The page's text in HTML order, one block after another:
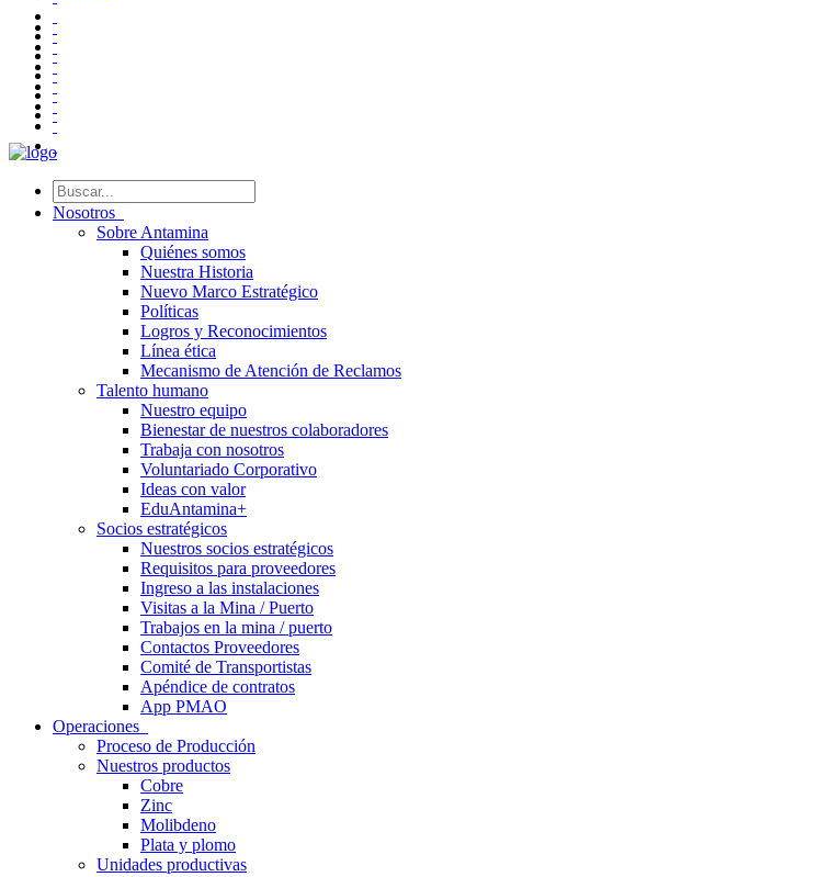
Nosotros
Sobre Antamina
Quiénes somos
Nuestra Historia
Nuevo Marco Estratégico
Políticas
Logros y Reconocimientos
Línea ética
Mecanismo de Atención de Reclamos
Talento humano
Nuestro equipo
Bienestar de nuestros colaboradores
Trabaja con nosotros
Voluntariado Corporativo
Ideas con valor
EduAntamina+
Socios estratégicos
Nuestros socios estratégicos
Requisitos para proveedores
Ingreso a las instalaciones
Visitas a la Mina / Puerto
Trabajos en la mina / puerto
Contactos Proveedores
Comité de Transportistas
Apéndice de contratos
App PMAO
Operaciones
Proceso de Producción
Nuestros productos
Cobre
Zinc
Molibdeno
Plata y plomo
Unidades productivas